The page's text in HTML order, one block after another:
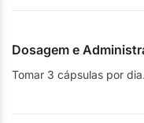
Dosagem e
Tomar 3 cápsulas por dia.